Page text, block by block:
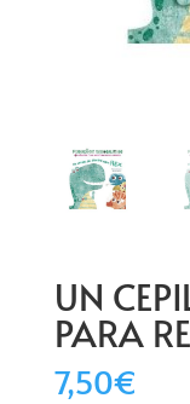
UN
PARA
7,50€